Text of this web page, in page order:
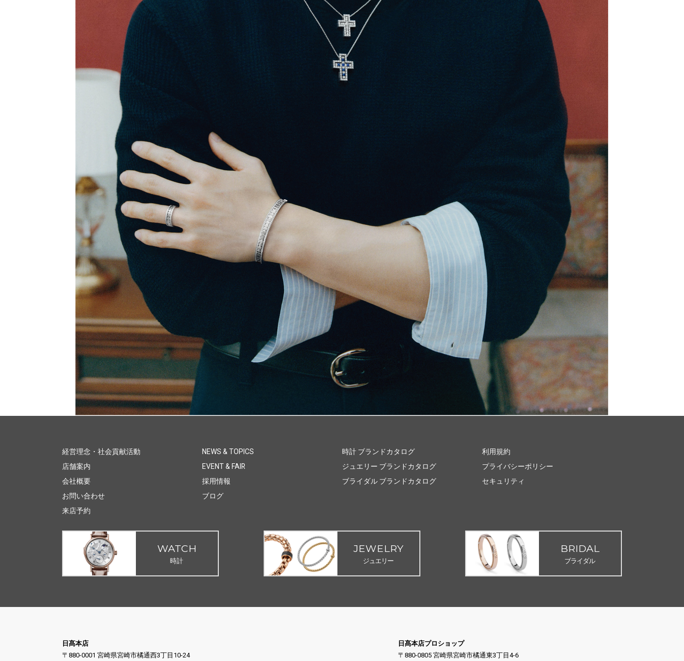
経営理念・社会貢献活動
店舗案内
会社概要
お問い合わせ
来店予約
NEWS & TOPICS
EVENT & FAIR
採用情報
ブログ
時計 ブランドカタログ
ジュエリー ブランドカタログ
ブライダル ブランドカタログ
利用規約
プライバシーポリシー
セキュリティ
WATCH
時計
JEWELRY
ジュエリー
BRIDAL
ブライダル
日髙本店
〒880-0001 宮崎県宮崎市橘通西3丁目10-24
日髙本店プロショップ
〒880-0805 宮崎県宮崎市橘通東3丁目4-6